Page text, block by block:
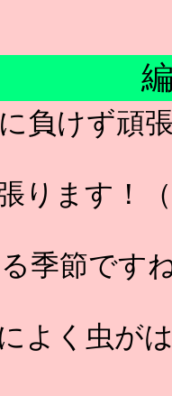
負けず頑
ります！
季節です
よく虫が